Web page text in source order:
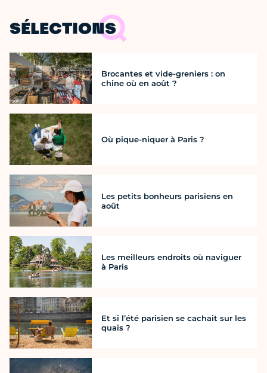
SÉLECTIONS
Brocantes et vide-greniers : on
chine où en août ?
Où pique-niquer à Paris ?
Les petits bonheurs parisiens en
août
Les meilleurs endroits où naviguer
à Paris
Et si l’été parisien se cachait sur les
quais ?